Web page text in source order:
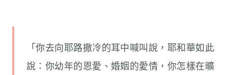
「你去向耶路撒冷的耳中喊叫說，耶和華如此
說：你幼年的恩愛、婚姻的愛情，你怎樣在曠